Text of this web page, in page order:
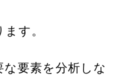
す。
要素を分析しな